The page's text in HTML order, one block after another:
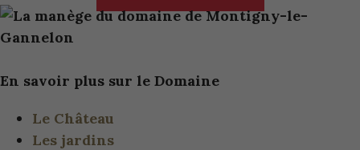
En savoir plus sur le Domaine
Le Château
Les jardins